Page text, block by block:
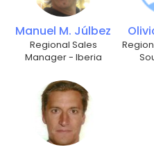
Manuel M. Júlbez
Regional Sales
Manager - Iberia